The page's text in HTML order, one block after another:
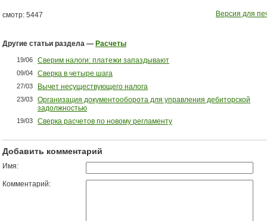
смотр: 5447 Версия для
Другие статьи раздела — Расчеты
19/06 Сверим налоги: платежи запаздывают
09/04 Сверка в четыре шага
27/03 Вычет несуществующего налога
23/03
Организация документооборота для управления дебиторской
задолжностью
19/03 Сверка расчетов по новому регламенту
Добавить комментарий
Имя:
Комментарий: